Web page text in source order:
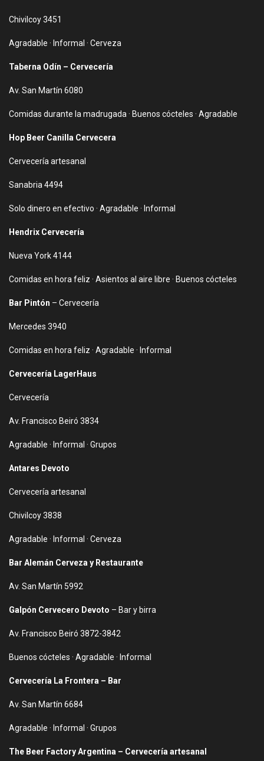
Chivilcoy 3451
Agradable · Informal · Cerveza
Taberna Odín – Cervecería
Av. San Martín 6080
Comidas durante la madrugada · Buenos cócteles · Agradable
Hop Beer Canilla Cervecera
Cervecería artesanal
Sanabria 4494
Solo dinero en efectivo · Agradable · Informal
Hendrix Cervecería
Nueva York 4144
Comidas en hora feliz · Asientos al aire libre · Buenos cócteles
Bar Pintón – Cervecería
Mercedes 3940
Comidas en hora feliz · Agradable · Informal
Cervecería LagerHaus
Cervecería
Av. Francisco Beiró 3834
Agradable · Informal · Grupos
Antares Devoto
Cervecería artesanal
Chivilcoy 3838
Agradable · Informal · Cerveza
Bar Alemán Cerveza y Restaurante
Av. San Martín 5992
Galpón Cervecero Devoto – Bar y birra
Av. Francisco Beiró 3872-3842
Buenos cócteles · Agradable · Informal
Cervecería La Frontera – Bar
Av. San Martín 6684
Agradable · Informal · Grupos
The Beer Factory Argentina – Cervecería artesanal